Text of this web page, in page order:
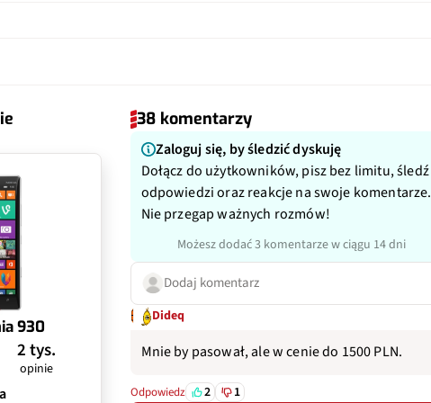
PureView, optyka ZEISS
ekranem
Nie
Ghz/5Ghz) Tak
4.0
2.0
microUSB
Tak
Nie
Nie
Tak, Qi
930
2 tys.
opinie
38 komentarzy
Zaloguj się, by śledzić dyskuję
Dołącz do użytkowników, pisz bez limitu, śledź
odpowiedzi oraz reakcje na swoje komentarze.
Nie przegap ważnych rozmów!
Możesz dodać 3 komentarze w ciągu 14 dni
Dodaj komentarz
Dideq
Mnie by pasował, ale w cenie do 1500 PLN.
Odpowiedz 2 1